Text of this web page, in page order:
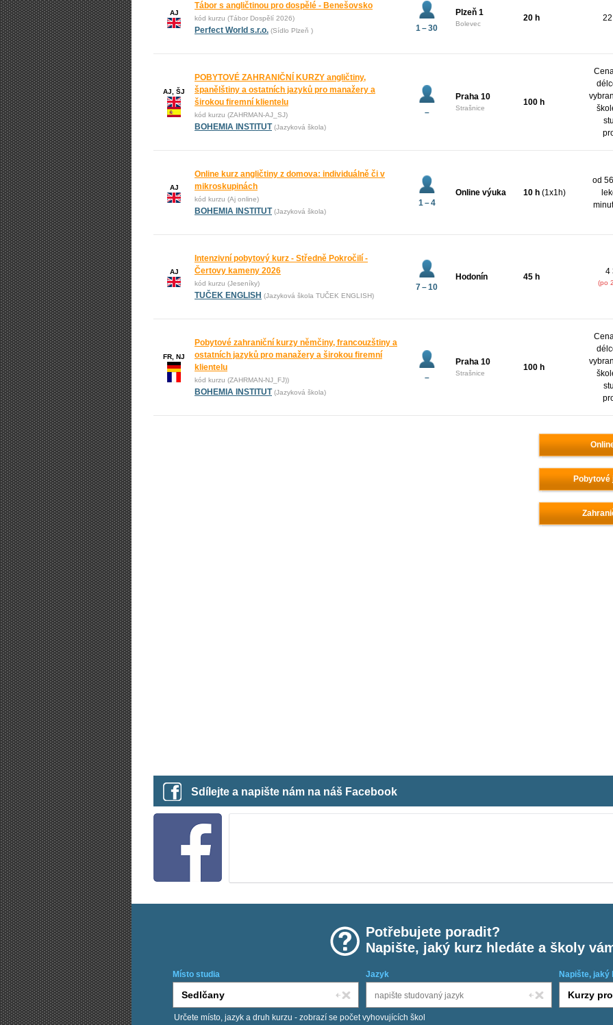
AJ
Tábor s angličtinou pro dospělé - Benešovsko
kód kurzu (Tábor Dospělí 2026)
Perfect World s.r.o. (Sídlo Plzeň ) 1 – 30
Plzeň 1
Bolevec
20 h
AJ, ŠJ
POBYTOVÉ ZAHRANIČNÍ KURZY angličtiny,
španělštiny a ostatních jazyků pro manažery a
širokou firemní klientelu
kód kurzu (ZAHRMAN-AJ_SJ)
BOHEMIA INSTITUT (Jazyková škola)
–
Praha 10
Strašnice
100 h
AJ
Online kurz angličtiny z domova: individuálně či v
mikroskupinách
kód kurzu (Aj online)
BOHEMIA INSTITUT (Jazyková škola)
1 – 4
Online výuka 10 h (1x1h)
od
AJ
Intenzivní pobytový kurz - Středně Pokročilí -
Čertovy kameny 2026
kód kurzu (Jeseníky)
TUČEK ENGLISH (Jazyková škola TUČEK ENGLISH)
7 – 10
Hodonín 45 h
4
(po
FR, NJ
Pobytové zahraniční kurzy němčiny, francouzštiny a
ostatních jazyků pro manažery a širokou firemní
klientelu
kód kurzu (ZAHRMAN-NJ_FJ))
BOHEMIA INSTITUT (Jazyková škola)
–
Praha 10
Strašnice
100 h
Sdílejte a napište nám na náš Facebook
Potřebujete poradit?
Napište, jaký kurz hledáte a školy
Místo studia Jazyk Napište, jaký
Určete místo, jazyk a druh kurzu - zobrazí se počet vyhovujících škol